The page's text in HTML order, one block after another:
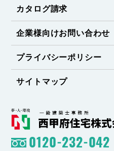
カタログ請求
企業様向けお問い合わせ
プライバシーポリシー
サイトマップ
0120-232-042